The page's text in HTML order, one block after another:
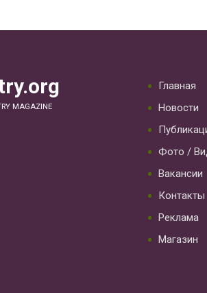
MAGAZINE
Главная
Новости
Фото /
Вакансии
Контакты
Реклама
Магазин